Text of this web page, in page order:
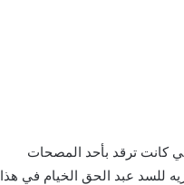
كانت ترقد بأحد المصحات
للسد عبد الحق الخيام في هذا